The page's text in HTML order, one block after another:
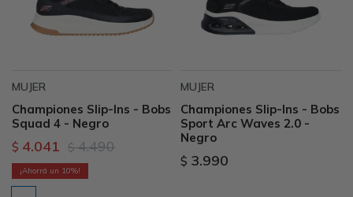
MUJER
Championes Slip-Ins - Bobs
Squad 4 - Negro
$ 4.041 $ 4.490
10
MUJER
Championes Slip-Ins - Bobs
Sport Arc Waves 2.0 -
Negro
$ 3.990